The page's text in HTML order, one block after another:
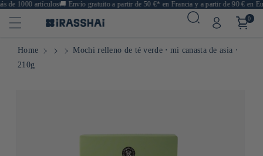
1000 artículos🚚Envío gratuito a partir de 50 €* en Francia y a partir de 90 € en
0
Home
Mochi relleno de té verde ⋅ mi canasta de asia ⋅
210g